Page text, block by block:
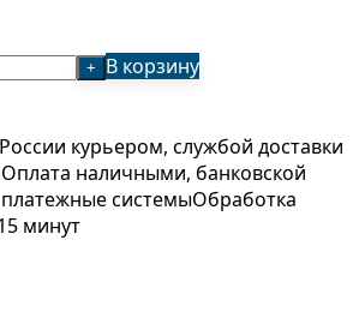
+
В корзину
курьером, службой доставки
Оплата наличными, банковской
системыОбработка
минут